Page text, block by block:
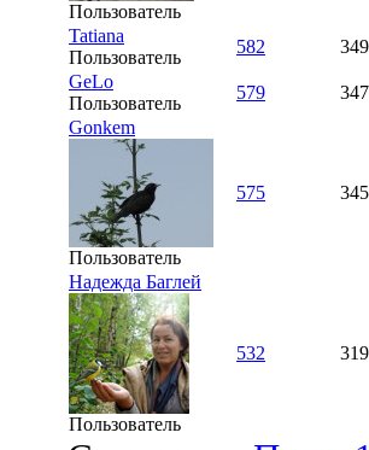
Пользователь
Tatiana
Пользователь
582
349
GeLo
Пользователь
579
347
Gonkem
Пользователь
575 345
Надежда Баглей
Пользователь
532 319